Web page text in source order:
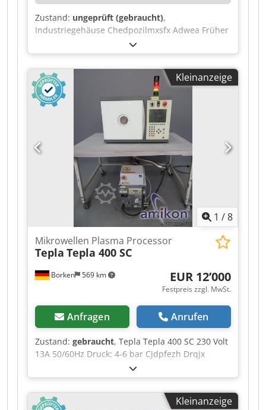
Zustand: ungeprüft (gebraucht),
Industriegehäuse Chedpozilmxsfx Adwea Früher
als Messraum genutzt Vollständig gekapseltes
Industriegehäuse Abmessungen Rolltor ca. 3500
× 2960 × 2960 mm Vollständige Einfassung ca.
22.000 × 15.000 × 9.000 mm Hebezeuge ABUS-
Laufkran Tragkraft: 1 Tonne Lüftungs- und
Klimaanlage 2 Außengeräte von Mitsubishi
Electric Mitsubishi Block 1 Typ: PUZ-M125VKA2
Baujahr: 2022 Mitsubishi Block 2 Typ: PUZ-
M125VKA2 Baujahr: 2022
Kleinanzeige
1 /8
Borken 569 km
Mikrowellen Plasma Processor
Tepla Tepla 400 SC
EUR 12’000
Festpreis zzgl. MwSt.
Anfragen Anrufen
Zustand: gebraucht, Tepla Tepla 400 SC 230 Volt
13A 50/60Hz Druck: 4-6 bar Cjdpfezh Drqjx
Adwjha Lieferumfang: (Siehe Bilder) Weitere
Fragen können wir gerne am Telefon für Sie
beantworten. Schriftliche Bestellung möglich per
Email oder Fax
Kleinanzeige